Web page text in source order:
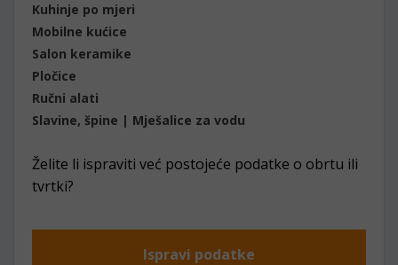
Kuhinje po mjeri
Mobilne kućice
Salon keramike
Pločice
Ručni alati
Slavine, špine | Mješalice za vodu
Želite li ispraviti već postojeće podatke o obrtu ili
tvrtki?
Ispravi podatke